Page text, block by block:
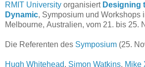
RMIT University organisiert Designing
Dynamic, Symposium und Workshops
Melbourne, Australien, vom 21. bis 25.
Die Referenten des Symposium (25.
Hugh Whitehead, Simon Watkins, Mike